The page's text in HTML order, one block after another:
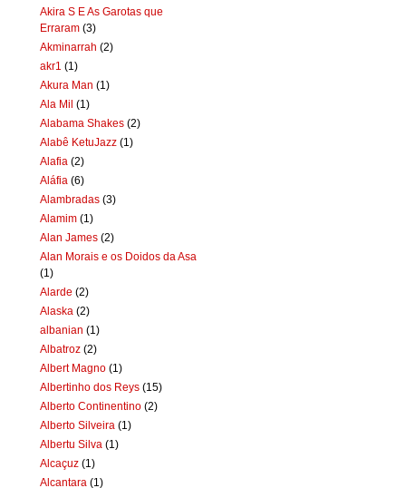
Akira S E As Garotas que
Erraram (3)
Akminarrah (2)
akr1 (1)
Akura Man (1)
Ala Mil (1)
Alabama Shakes (2)
Alabê KetuJazz (1)
Alafia (2)
Aláfia (6)
Alambradas (3)
Alamim (1)
Alan James (2)
Alan Morais e os Doidos da Asa
(1)
Alarde (2)
Alaska (2)
albanian (1)
Albatroz (2)
Albert Magno (1)
Albertinho dos Reys (15)
Alberto Continentino (2)
Alberto Silveira (1)
Albertu Silva (1)
Alcaçuz (1)
Alcantara (1)